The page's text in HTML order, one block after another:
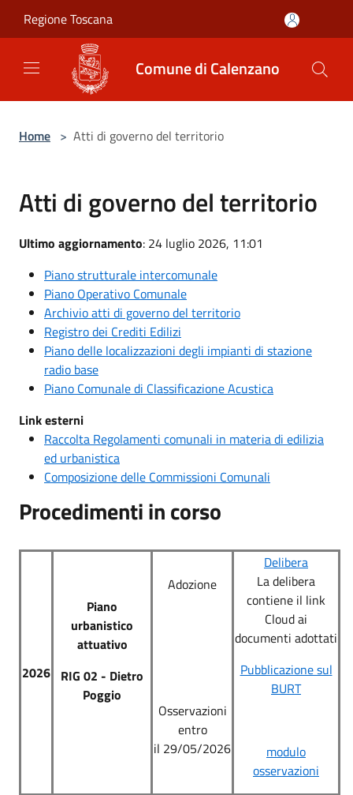
Regione Toscana
Comune di Calenzano
Home > Atti di governo del territorio
Atti di governo del territorio
Ultimo aggiornamento: 24 luglio 2026, 11:01
Piano strutturale intercomunale
Piano Operativo Comunale
Archivio atti di governo del territorio
Registro dei Crediti Edilizi
Piano delle localizzazioni degli impianti di stazione
radio base
Piano Comunale di Classificazione Acustica
Link esterni
Raccolta Regolamenti comunali in materia di edilizia
ed urbanistica
Composizione delle Commissioni Comunali
Procedimenti in corso
2026
Piano
urbanistico
attuativo
RIG 02 - Dietro
Poggio
Adozione
Osservazioni
entro
il 29/05/2026
Delibera
La delibera
contiene il link
Cloud ai
documenti adottati
Pubblicazione sul
BURT
modulo
osservazioni